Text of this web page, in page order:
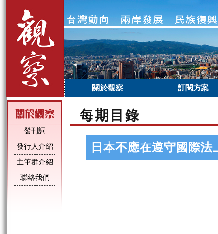
關於觀察 訂閱方案
發刊詞
發行人介紹
主筆群介紹
聯絡我們
每期目錄
日本不應在遵守國際